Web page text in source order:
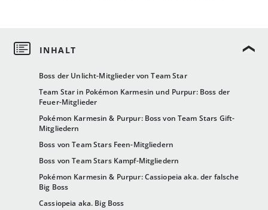
Boss der Unlicht-Mitglieder von Team Star
Team Star in Pokémon Karmesin und Purpur: Boss der
Feuer-Mitglieder
Pokémon Karmesin & Purpur: Boss von Team Stars Gift-
Mitgliedern
Boss von Team Stars Feen-Mitgliedern
Boss von Team Stars Kampf-Mitgliedern
Pokémon Karmesin & Purpur: Cassiopeia aka. der falsche
Big Boss
Cassiopeia aka. Big Boss